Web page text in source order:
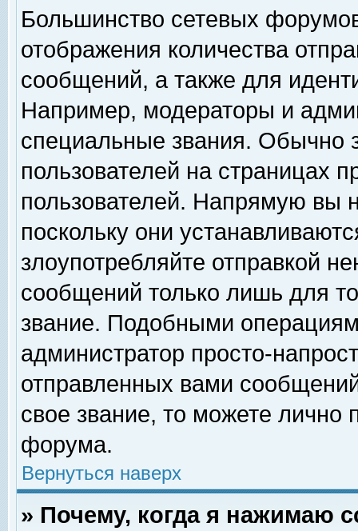
Большинство сетевых
отображения количества
сообщений, а также для
Например, модераторы и
специальные звания. Обычно
пользователей на страницах
пользователей. Напрямую вы
поскольку они
злоупотребляйте отправкой
сообщений только лишь для
звание. Подобными
администратор просто-
отправленных вами
свое звание, то можете лично
форума.
Вернуться наверх
» Почему, когда я нажимаю